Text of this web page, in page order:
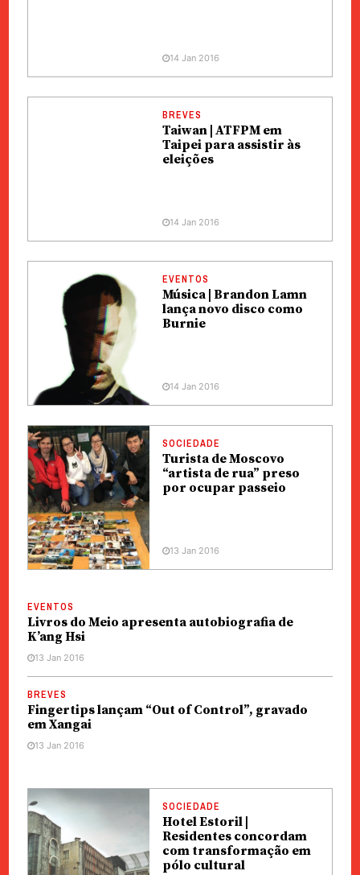
14 Jan 2016
BREVES
Taiwan | ATFPM em
Taipei para assistir às
eleições
14 Jan 2016
EVENTOS
Música | Brandon Lamn
lança novo disco como
Burnie
14 Jan 2016
SOCIEDADE
Turista de Moscovo
“artista de rua” preso
por ocupar passeio
13 Jan 2016
EVENTOS
Livros do Meio apresenta autobiografia de
K’ang Hsi
13 Jan 2016
BREVES
Fingertips lançam “Out of Control”, gravado
em Xangai
13 Jan 2016
SOCIEDADE
Hotel Estoril |
Residentes concordam
com transformação em
pólo cultural